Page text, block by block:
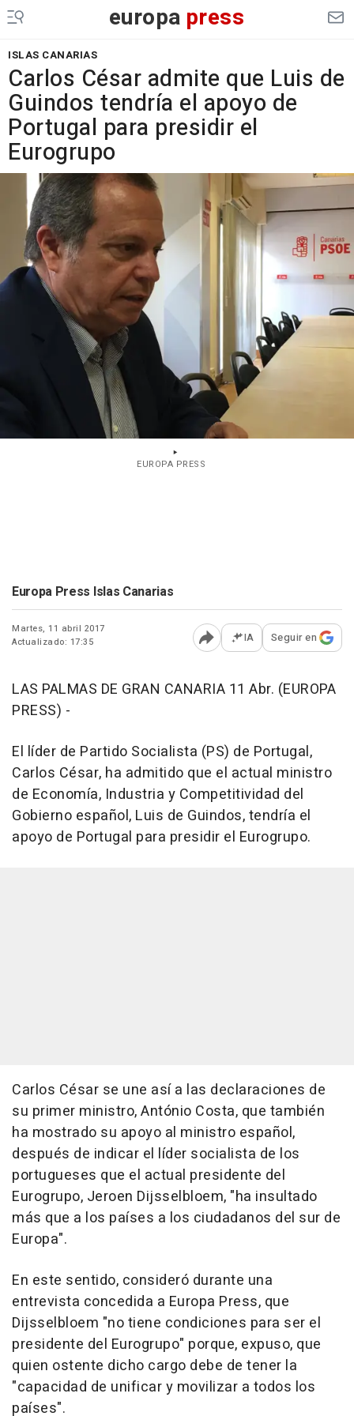
europa press
ISLAS CANARIAS
Carlos César admite que Luis de
Guindos tendría el apoyo de
Portugal para presidir el
Eurogrupo
EUROPA PRESS
Europa Press Islas Canarias
Martes, 11 abril 2017
Actualizado: 17:35
Abrir opciones para
IA Seguir en
LAS PALMAS DE GRAN CANARIA 11 Abr. (EUROPA
PRESS) -
El líder de Partido Socialista (PS) de Portugal,
Carlos César, ha admitido que el actual ministro
de Economía, Industria y Competitividad del
Gobierno español, Luis de Guindos, tendría el
apoyo de Portugal para presidir el Eurogrupo.
Carlos César se une así a las declaraciones de
su primer ministro, António Costa, que también
ha mostrado su apoyo al ministro español,
después de indicar el líder socialista de los
portugueses que el actual presidente del
Eurogrupo, Jeroen Dijsselbloem, "ha insultado
más que a los países a los ciudadanos del sur de
Europa".
En este sentido, consideró durante una
entrevista concedida a Europa Press, que
Dijsselbloem "no tiene condiciones para ser el
presidente del Eurogrupo" porque, expuso, que
quien ostente dicho cargo debe de tener la
"capacidad de unificar y movilizar a todos los
países".